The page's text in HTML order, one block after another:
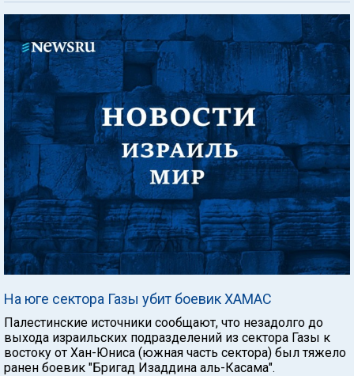
На юге сектора Газы убит боевик ХАМАС
Палестинские источники сообщают, что незадолго до
выхода израильских подразделений из сектора Газы к
востоку от Хан-Юниса (южная часть сектора) был тяжело
ранен боевик "Бригад Изаддина аль-Касама".